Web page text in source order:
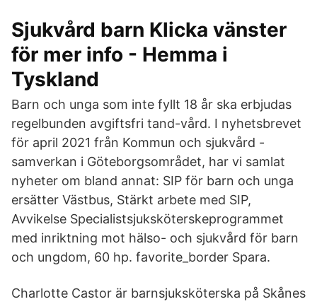
Sjukvård barn Klicka vänster
för mer info - Hemma i
Tyskland
Barn och unga som inte fyllt 18 år ska erbjudas
regelbunden avgiftsfri tand-vård. I nyhetsbrevet
för april 2021 från Kommun och sjukvård -
samverkan i Göteborgsområdet, har vi samlat
nyheter om bland annat: SIP för barn och unga
ersätter Västbus, Stärkt arbete med SIP,
Avvikelse Specialistsjuksköterskeprogrammet
med inriktning mot hälso- och sjukvård för barn
och ungdom, 60 hp. favorite_border Spara.
Charlotte Castor är barnsjuksköterska på Skånes